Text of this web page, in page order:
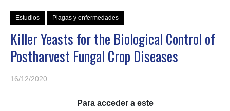
Estudios Plagas y enfermedades
Killer Yeasts for the Biological Control of
Postharvest Fungal Crop Diseases
16/12/2020
Para acceder a este